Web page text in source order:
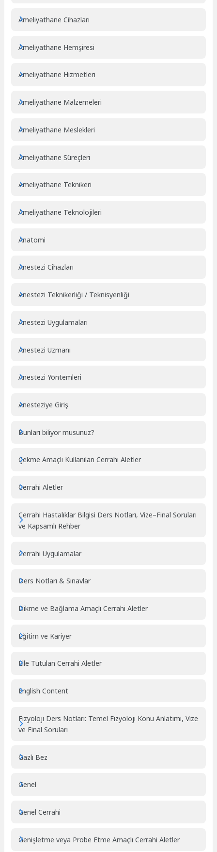
Ameliyathane Cihazları
Ameliyathane Hemşiresi
Ameliyathane Hizmetleri
Ameliyathane Malzemeleri
Ameliyathane Meslekleri
Ameliyathane Süreçleri
Ameliyathane Teknikeri
Ameliyathane Teknolojileri
Anatomi
Anestezi Cihazları
Anestezi Teknikerliği / Teknisyenliği
Anestezi Uygulamaları
Anestezi Uzmanı
Anestezi Yöntemleri
Anesteziye Giriş
Bunları biliyor musunuz?
Çekme Amaçlı Kullanılan Cerrahi Aletler
Cerrahi Aletler
Cerrahi Hastalıklar Bilgisi Ders Notları, Vize–Final Soruları
ve Kapsamlı Rehber
Cerrahi Uygulamalar
Ders Notları & Sınavlar
Dikme ve Bağlama Amaçlı Cerrahi Aletler
Eğitim ve Kariyer
Elle Tutulan Cerrahi Aletler
English Content
Fizyoloji Ders Notları: Temel Fizyoloji Konu Anlatımı, Vize
ve Final Soruları
Gazlı Bez
Genel
Genel Cerrahi
Genişletme veya Probe Etme Amaçlı Cerrahi Aletler